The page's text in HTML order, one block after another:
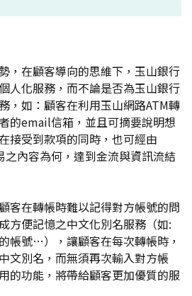
，在顧客導向的思維下，玉山銀行
人化服務，而不論是否為玉山銀行
，如：顧客在利用玉山網路ATM轉
的email信箱，並且可摘要說明想
接受到款項的同時，也可經由
內容為何，達到金流與資訊流結
客在轉帳時難以記得對方帳號的問
方便記憶之中文化別名服務（如:
帳號…），讓顧客在每次轉帳時，
文別名，而無須再次輸入對方帳
的功能，將帶給顧客更加優質的服